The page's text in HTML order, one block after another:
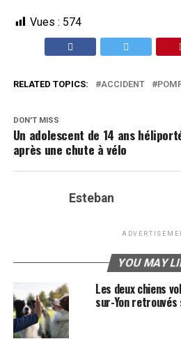
Vues : 574
RELATED TOPICS: ACCIDENT
DON'T MISS
Un adolescent de 14 ans
après une chute à vélo
Esteban
YOU MAY
Les deux chiens
sur-Yon